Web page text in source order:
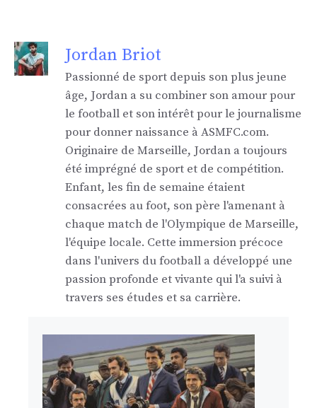
Jordan Briot
Passionné de sport depuis son plus jeune
âge, Jordan a su combiner son amour pour
le football et son intérêt pour le journalisme
pour donner naissance à ASMFC.com.
Originaire de Marseille, Jordan a toujours
été imprégné de sport et de compétition.
Enfant, les fin de semaine étaient
consacrées au foot, son père l'amenant à
chaque match de l'Olympique de Marseille,
l'équipe locale. Cette immersion précoce
dans l'univers du football a développé une
passion profonde et vivante qui l'a suivi à
travers ses études et sa carrière.